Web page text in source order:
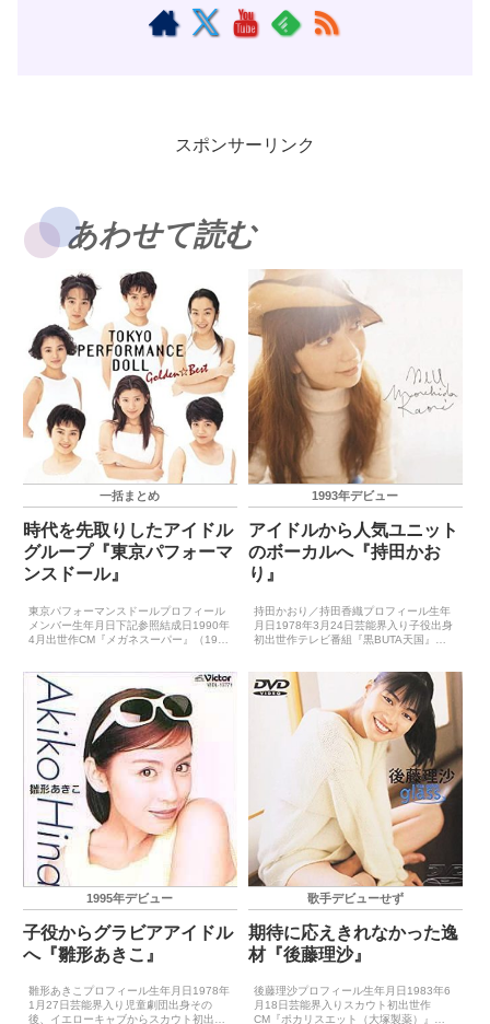
スポンサーリンク
あわせて読む
一括まとめ
時代を先取りしたアイドル
グループ『東京パフォーマ
ンスドール』
東京パフォーマンスドールプロフィール
メンバー生年月日下記参照結成日1990年
4月出世作CM『メガネスーパー』（1991
Party Vol.1）は1...
1993年デビュー
アイドルから人気ユニット
のボーカルへ『持田かお
り』
持田かおり／持田香織プロフィール生年
月日1978年3月24日芸能界入り子役出身
初出世作テレビ番組『黒BUTA天国』
※黒BUTAオールスターズとして1993年
1...
1995年デビュー
子役からグラビアアイドル
へ『雛形あきこ』
雛形あきこプロフィール生年月日1978年
1月27日芸能界入り児童劇団出身その
後、イエローキャブからスカウト初出世
歌手デビューせず
期待に応えきれなかった逸
材『後藤理沙』
後藤理沙プロフィール生年月日1983年6
月18日芸能界入りスカウト初出世作
CM『ポカリスエット（大塚製薬）』